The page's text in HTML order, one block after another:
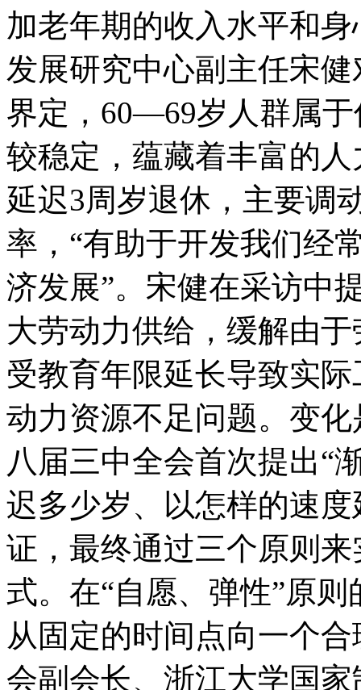
加老年期的收入水平和
发展研究中心副主任宋
界定，60—69岁人群属
较稳定，蕴藏着丰富的
延迟3周岁退休，主要调
率，“有助于开发我们经
济发展”。宋健在采访中
大劳动力供给，缓解由
受教育年限延长导致实
动力资源不足问题。变
八届三中全会首次提出“
迟多少岁、以怎样的速
证，最终通过三个原则
式。在“自愿、弹性”原
从固定的时间点向一个
会副会长、浙江大学国